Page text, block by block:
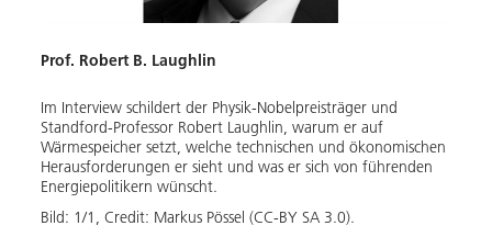
Prof. Robert B. Laughlin
Im Interview schildert der Physik-Nobelpreisträger und
Standford-Professor Robert Laughlin, warum er auf
Wärmespeicher setzt, welche technischen und ökonomischen
Herausforderungen er sieht und was er sich von führenden
Energiepolitikern wünscht.
Bild: 1/1 , Credit: Markus Pössel (CC-BY SA 3.0).